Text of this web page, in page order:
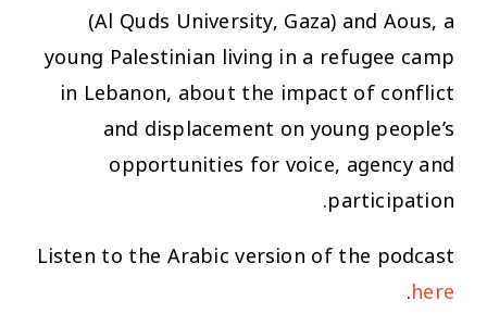
(Al Quds University, Gaza) and Aous, a
young Palestinian living in a refugee camp
in Lebanon, about the impact of conflict
and displacement on young people’s
opportunities for voice, agency and
participation.
Listen to the Arabic version of the podcast
here
.